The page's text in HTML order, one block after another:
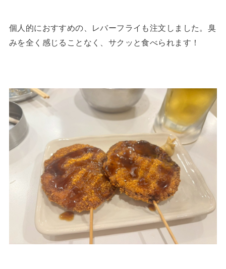
個人的におすすめの、レバーフライも注文しました。臭
みを全く感じることなく、サクッと食べられます！